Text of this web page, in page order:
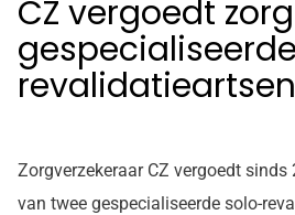
CZ vergoedt
gespecialiseerde
Zorgverzekeraar CZ vergoedt sinds
van twee gespecialiseerde solo-